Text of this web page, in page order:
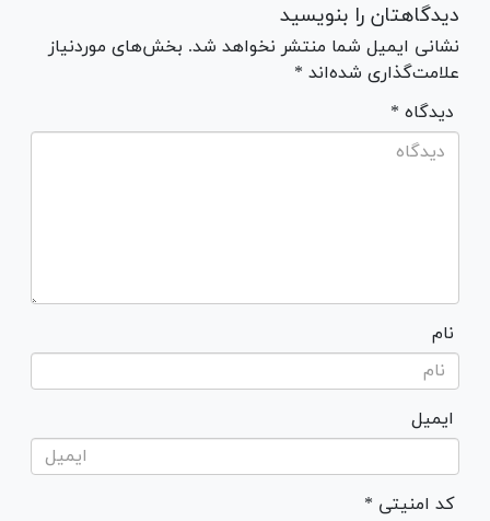
دیدگاهتان را بنویسید
نشانی ایمیل شما منتشر نخواهد شد. بخش‌های موردنیاز
علامت‌گذاری شده‌اند *
* دیدگاه
نام
ایمیل
* کد امنیتی